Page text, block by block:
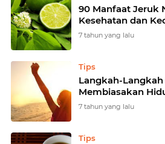
90 Manfaat Jeruk
Kesehatan dan
7 tahun yang lalu
Tips
Langkah-
Membiasakan
7 tahun yang lalu
Tips